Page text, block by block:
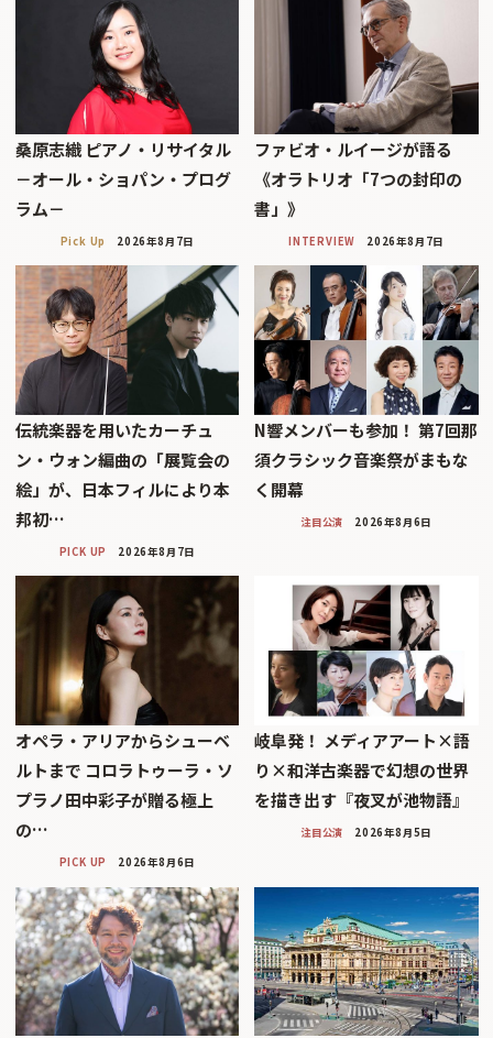
桑原志織 ピアノ・リサイタル
－オール・ショパン・プログ
ラム－
Pick Up 2026年8月7日
ファビオ・ルイージが語る
《オラトリオ「7つの封印の
書」》
INTERVIEW 2026年8月7日
伝統楽器を用いたカーチュ
ン・ウォン編曲の「展覧会の
絵」が、日本フィルにより本
邦初…
PICK UP 2026年8月7日
N響メンバーも参加！ 第7回那
須クラシック音楽祭がまもな
く開幕
注目公演 2026年8月6日
オペラ・アリアからシューベ
ルトまで コロラトゥーラ・ソ
プラノ田中彩子が贈る極上
の…
PICK UP 2026年8月6日
岐阜発！ メディアアート×語
り×和洋古楽器で幻想の世界
を描き出す『夜叉が池物語』
注目公演 2026年8月5日